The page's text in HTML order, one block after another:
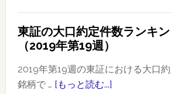
の
口
東証の大口約定件数ランキ
（2019年第19週）
2019年第19週の東証における大口
銘柄で … [もっと読む...]